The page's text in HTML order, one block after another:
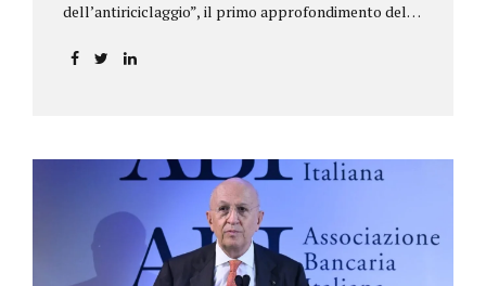
dell’antiriciclaggio”, il primo approfondimento del
aggiornamenti della normativa e della
riguardano le novità nella disciplina internazionale e
nazionale, e forniscono informazioni su
eventuali consultazioni pubbliche e su pronunce di
particolare rilevanza emesse nell’esercizio
dell’attività giurisdizionale. In questo numero
l’approfondimento è dedicato, in particolare: alla